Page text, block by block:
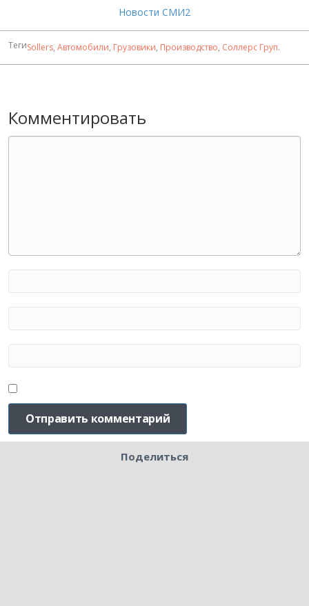
Новости СМИ2
ТегиSollers, Автомобили, Грузовики, Производство, Соллерс Груп.
Комментировать
Поделиться